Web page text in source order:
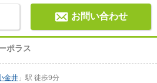
お問い合わせ
ポラス
金井 」駅 徒歩9分